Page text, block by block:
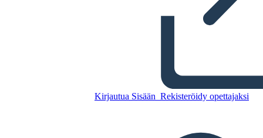
Kirjautua Sisään Rekisteröidy opettajaksi